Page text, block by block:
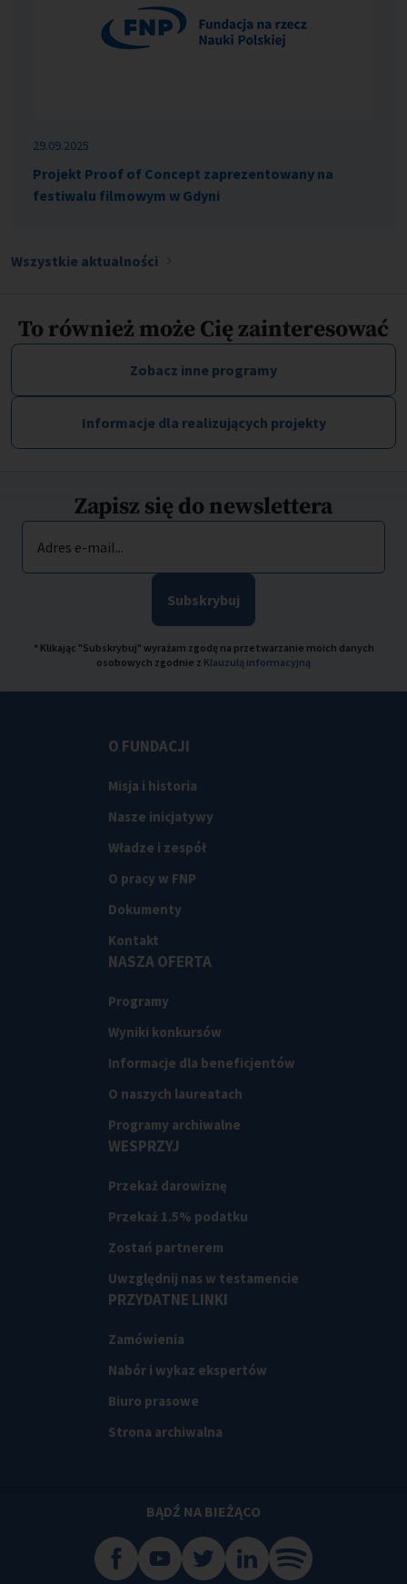
29.09.2025
Projekt Proof of Concept zaprezentowany na
festiwalu filmowym w Gdyni
Wszystkie aktualności
To również może Cię zainteresować
Zobacz inne programy
Informacje dla realizujących projekty
Zapisz się do newslettera
Adres e-mail...
Subskrybuj
* Klikając "Subskrybuj" wyrażam zgodę na przetwarzanie moich danych
osobowych zgodnie z Klauzulą informacyjną
O FUNDACJI
Misja i historia
Nasze inicjatywy
Władze i zespół
O pracy w FNP
Dokumenty
Kontakt
NASZA OFERTA
Programy
Wyniki konkursów
Informacje dla beneficjentów
O naszych laureatach
Programy archiwalne
WESPRZYJ
Przekaż darowiznę
Przekaż 1.5% podatku
Zostań partnerem
Uwzględnij nas w testamencie
PRZYDATNE LINKI
Zamówienia
Nabór i wykaz ekspertów
Biuro prasowe
Strona archiwalna
BĄDŹ NA BIEŻĄCO